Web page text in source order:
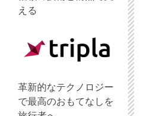
える
革新的なテクノロジー
で最高のおもてなしを